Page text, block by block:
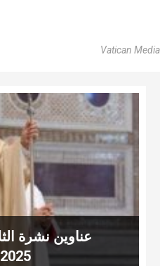
Vatican Media
2025: الصداقة مع المسيح